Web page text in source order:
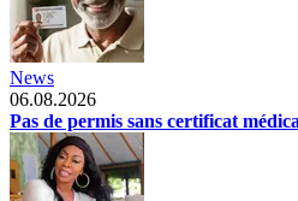
News
06.08.2026
Pas de permis sans certificat